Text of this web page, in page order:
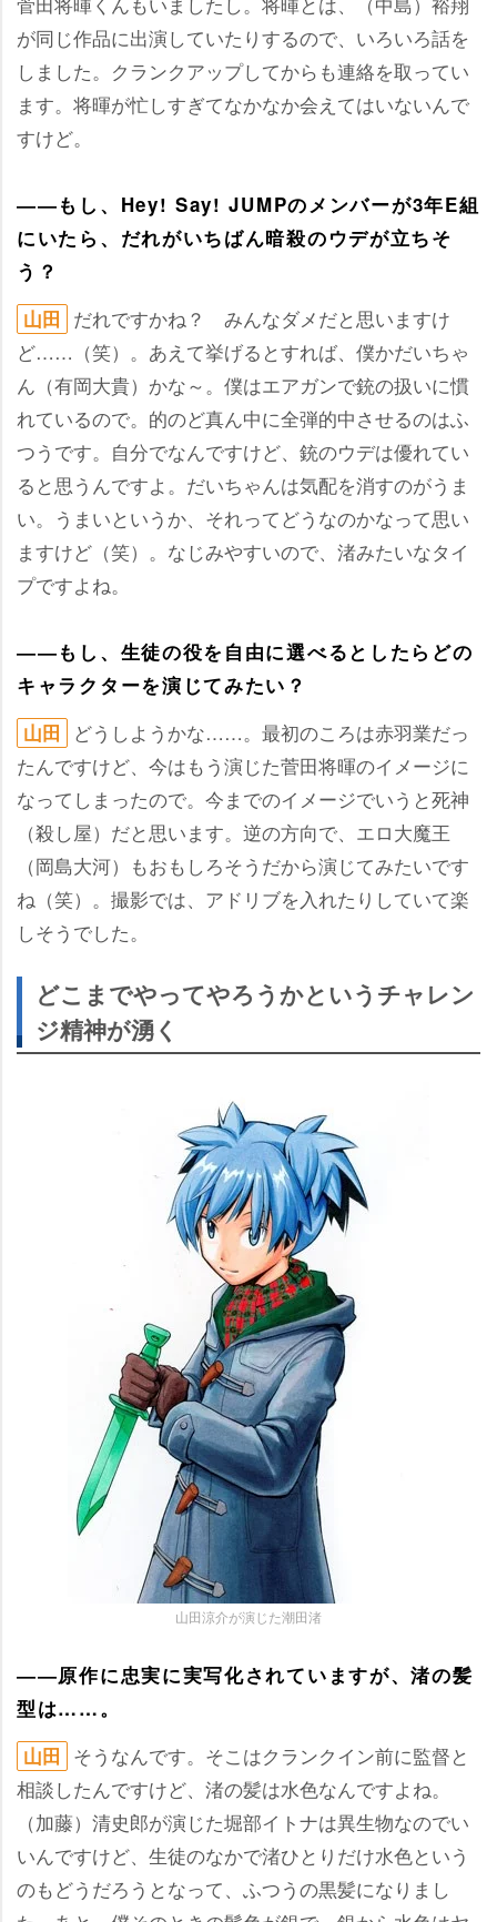
が同じ作品に出演していたりするので、いろいろ話を
しました。クランクアップしてからも連絡を取ってい
ます。将暉が忙しすぎてなかなか会えてはいないんで
すけど。
――もし、Hey! Say! JUMPのメンバーが3年E組
にいたら、だれがいちばん暗殺のウデが立ちそ
う？
山田 だれですかね？ みんなダメだと思いますけ
ど……（笑）。あえて挙げるとすれば、僕かだいちゃ
ん（有岡大貴）かな～。僕はエアガンで銃の扱いに慣
れているので。的のど真ん中に全弾的中させるのはふ
つうです。自分でなんですけど、銃のウデは優れてい
ると思うんですよ。だいちゃんは気配を消すのがうま
い。うまいというか、それってどうなのかなって思い
ますけど（笑）。なじみやすいので、渚みたいなタイ
プですよね。
――もし、生徒の役を自由に選べるとしたらどの
キャラクターを演じてみたい？
山田
どうしようかな……。最初のころは赤羽業だっ
たんですけど、今はもう演じた菅田将暉のイメージに
なってしまったので。今までのイメージでいうと死神
（殺し屋）だと思います。逆の方向で、エロ大魔王
（岡島大河）もおもしろそうだから演じてみたいです
ね（笑）。撮影では、アドリブを入れたりしていて楽
しそうでした。
どこまでやってやろうかというチャレン
ジ精神が湧く
山田涼介が演じた潮田渚
――原作に忠実に実写化されていますが、渚の髪
型は……。
山田 そうなんです。そこはクランクイン前に監督と
相談したんですけど、渚の髪は水色なんですよね。
（加藤）清史郎が演じた堀部イトナは異生物なのでい
いんですけど、生徒のなかで渚ひとりだけ水色という
のもどうだろうとなって、ふつうの黒髪になりまし